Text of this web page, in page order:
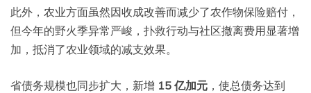
此外，农业方面虽然因收成改善而减少了农作物保险赔付，
但今年的野火季异常严峻，扑救行动与社区撤离费用显著增
加，抵消了农业领域的减支效果。
省债务规模也同步扩大，新增 15 亿加元 ，使总债务达到